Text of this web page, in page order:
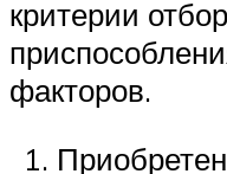
критерии
факторов.